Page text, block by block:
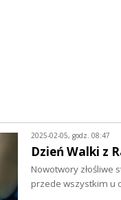
2025-02-05, godz. 08:47
Dzień Walki z
Nowotwory złośliwe
przede wszystkim u